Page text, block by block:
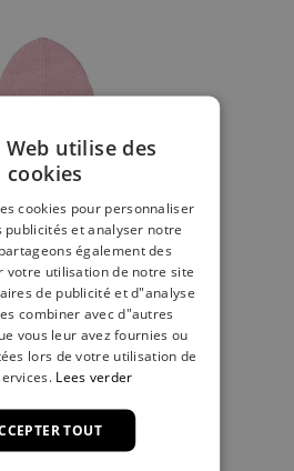
rose
19,99 €
Web utilise des
cookies
cookies pour personnaliser
publicités et analyser notre
également des
votre utilisation de notre site
de publicité et d"analyse
combiner avec d"autres
vous leur avez fournies ou
lors de votre utilisation de
Lees verder
TOUT